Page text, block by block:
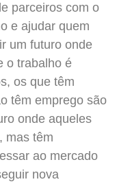
parceiros com o
e ajudar quem
um futuro onde
o trabalho é
os que têm
têm emprego são
onde aqueles
mas têm
ao mercado
nova